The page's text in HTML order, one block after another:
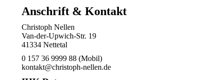
Anschrift & Kontakt
Christoph Nellen
Van-der-Upwich-Str. 19
41334 Nettetal
0 157 36 9999 88 (Mobil)
kontakt@christoph-nellen.de